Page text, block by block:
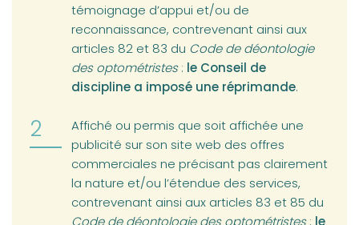
témoignage d’appui et/ou de
reconnaissance, contrevenant ainsi aux
articles 82 et 83 du Code de déontologie
des optométristes: le Conseil de
discipline a imposé une réprimande.
Affiché ou permis que soit affichée une
publicité sur son site web des offres
commerciales ne précisant pas clairement
la nature et/ou l’étendue des services,
contrevenant ainsi aux articles 83 et 85 du
Code de déontologie des optométristes: le